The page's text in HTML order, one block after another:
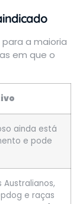
a maioria
em que o
ainda está
e pode
Australianos,
e raças